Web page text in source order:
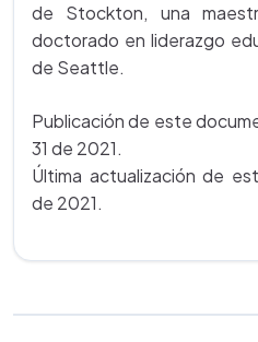
de Stockton, una
doctorado en liderazgo
de Seattle.
Publicación de este
31 de 2021.
Última actualización de
de 2021.